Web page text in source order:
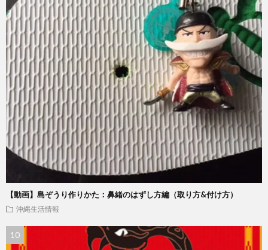
【動画】島ぞうり作りかた：鼻緒のはずし方編（取り方&付け方）
沖縄生活情報